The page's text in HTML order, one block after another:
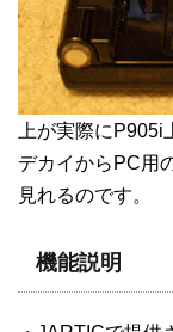
上が実際に
デカイからPC用
見れるのです。
機能説明